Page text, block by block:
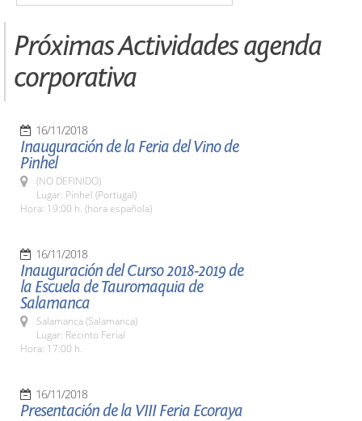
Próximas Actividades agenda
corporativa
16/11/2018
Inauguración de la Feria del Vino de
Pinhel
(NO DEFINIDO)
Lugar: Pinhel (Portugal)
Hora: 19:00 h. (hora española)
16/11/2018
Inauguración del Curso 2018-2019 de
la Escuela de Tauromaquia de
Salamanca
Salamanca (Salamanca)
Lugar: Recinto Ferial
Hora: 17:00 h.
16/11/2018
Presentación de la VIII Feria Ecoraya